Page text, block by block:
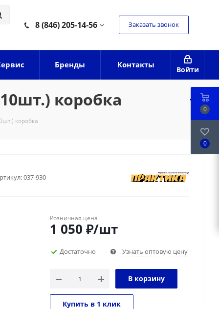
8 (846) 205-14-56 Заказать звонок
Войти
Бренды Контакты
коробка
коробка
037-930
Розничная цена
1 050 ₽/шт
Достаточно Узнать оптовую цену
В корзину
Купить в 1 клик
0
0